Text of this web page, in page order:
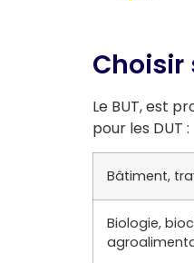
Choisir
Le BUT, est
pour les DUT :
Bâtiment,
Biologie,